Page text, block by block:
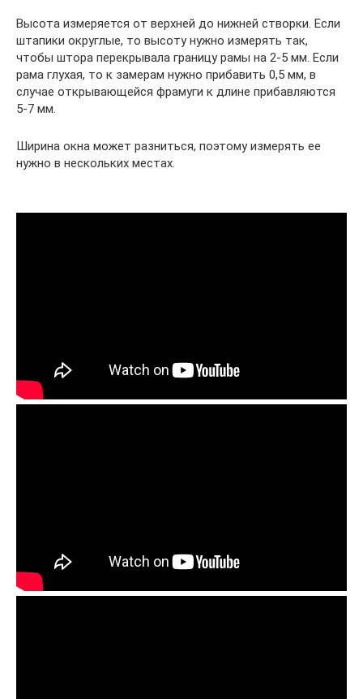
Высота измеряется от верхней до нижней створки. Если
штапики округлые, то высоту нужно измерять так,
чтобы штора перекрывала границу рамы на 2-5 мм. Если
рама глухая, то к замерам нужно прибавить 0,5 мм, в
случае открывающейся фрамуги к длине прибавляются
5-7 мм.
Ширина окна может разниться, поэтому измерять ее
нужно в нескольких местах.